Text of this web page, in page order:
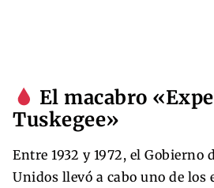
El macabro
Tuskegee»
Entre 1932 y 1972, el Gobierno
Unidos llevó a cabo uno de los